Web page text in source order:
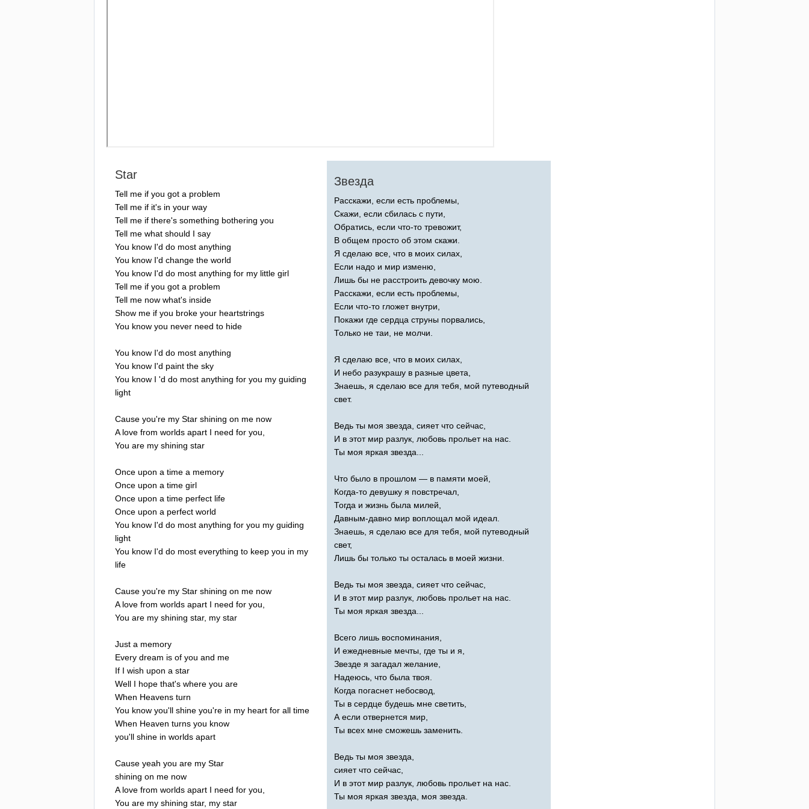
Star
Tell me if you got a problem
Tell me if it's in your way
Tell me if there's something bothering you
Tell me what should I say
You know I'd do most anything
You know I'd change the world
You know I'd do most anything for my little girl
Tell me if you got a problem
Tell me now what's inside
Show me if you broke your heartstrings
You know you never need to hide
You know I'd do most anything
You know I'd paint the sky
You know I 'd do most anything for you my guiding
light
Cause you're my Star shining on me now
A love from worlds apart I need for you
You are my shining star
Once upon a time a memory
Once upon a time girl
Once upon a time perfect life
Once upon a perfect world
You know I'd do most anything for you my guiding
light
You know I'd do most everything to keep you in my
life
Cause you're my Star shining on me now
A love from worlds apart I need for you
You are my shining star, my star
Just a memory
Every dream is of you and me
If I wish upon a star
Well I hope that's where you are
When Heavens turn
You know you'll shine you're in my heart for all time
When Heaven turns you know
you'll shine in worlds apart
Cause yeah you are my Star
shining on me now
A love from worlds apart I need for you
You are my shining star, my star
Звезда
Расскажи, если есть проблемы,
Скажи, если сбилась с пути,
Обратись, если что-то тревожит,
В общем просто об этом скажи.
Я сделаю все, что в моих силах,
Если надо и мир изменю,
Лишь бы не расстроить девочку мою.
Расскажи, если есть проблемы,
Если что-то гложет внутри,
Покажи где сердца струны порвались,
Только не таи, не молчи.
Я сделаю все, что в моих силах,
И небо разукрашу в разные цвета,
Знаешь, я сделаю все для тебя, мой путеводный
свет.
Ведь ты моя звезда, сияет что сейчас,
И в этот мир разлук, любовь прольет на нас.
Ты моя яркая звезда...
Что было в прошлом — в памяти моей,
Когда-то девушку я повстречал,
Тогда и жизнь была милей,
Давным-давно мир воплощал мой идеал.
Знаешь, я сделаю все для тебя, мой путеводный
свет,
Лишь бы только ты осталась в моей жизни.
Ведь ты моя звезда, сияет что сейчас,
И в этот мир разлук, любовь прольет на нас.
Ты моя яркая звезда...
Всего лишь воспоминания,
И ежедневные мечты, где ты и я,
Звезде я загадал желание,
Надеюсь, что была твоя.
Когда погаснет небосвод,
Ты в сердце будешь мне светить,
А если отвернется мир,
Ты всех мне сможешь заменить.
Ведь ты моя звезда,
сияет что сейчас,
И в этот мир разлук, любовь прольет на нас.
Ты моя яркая звезда, моя звезда.